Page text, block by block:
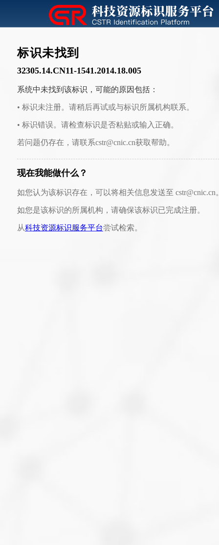
标识未找到
32305.14.CN11-1541.2014.18.005
系统中未找到该标识，可能的原因包括：
• 标识未注册。请稍后再试或与标识所属机构联系。
• 标识错误。请检查标识是否粘贴或输入正确。
若问题仍存在，请联系cstr@cnic.cn获取帮助。
现在我能做什么？
如您认为该标识存在，可以将相关信息发送至 cstr@cnic.cn
如您是该标识的所属机构，请确保该标识已完成注册。
从科技资源标识服务平台尝试检索。